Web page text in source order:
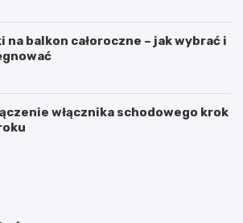
na balkon całoroczne – jak wybrać i
włącznika schodowego krok